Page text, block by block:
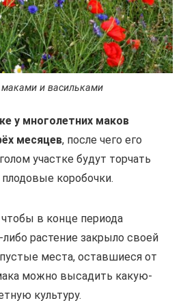
маками и васильками
у многолетних маков
месяцев, после чего его
участке будут торчать
коробочки.
в конце периода
растение закрыло своей
места, оставшиеся от
можно высадить какую-
культуру.